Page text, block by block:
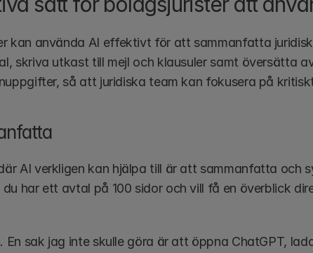
kan använda AI effektivt för att sammanfatta
skriva utkast till mejl och klausuler samt översätta
så att juridiska team kan fokusera på
AI verkligen kan hjälpa till är att sammanfatta och
har ett avtal på 100 sidor och vill få en överblick